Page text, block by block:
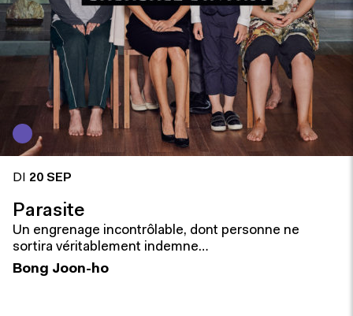
DI 20 SEP
Parasite
Un engrenage incontrôlable, dont personne ne
sortira véritablement indemne…
Bong Joon-ho